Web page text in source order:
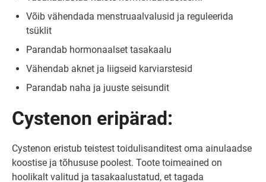
Võib vähendada menstruaalvalusid ja reguleerida
tsüklit
Parandab hormonaalset tasakaalu
Vähendab aknet ja liigseid karviarstesid
Parandab naha ja juuste seisundit
Cystenon eripärad:
Cystenon eristub teistest toidulisanditest oma ainulaadse
koostise ja tõhususe poolest. Toote toimeained on
hoolikalt valitud ja tasakaalustatud, et tagada